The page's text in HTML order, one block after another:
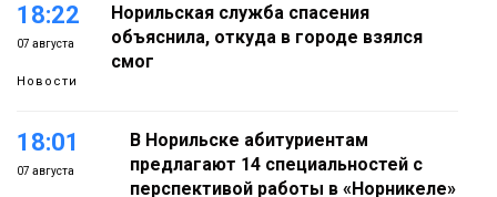
18:22
07 августа
Новости
Норильская служба спасения
объяснила, откуда в городе взялся
смог
18:01
07 августа
В Норильске абитуриентам
предлагают 14 специальностей с
перспективой работы в «Норникеле»